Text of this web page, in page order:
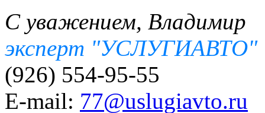
С уважением, Владимир
эксперт "УСЛУГИАВТО"
(926) 554-95-55
E-mail: 77@uslugiavto.ru